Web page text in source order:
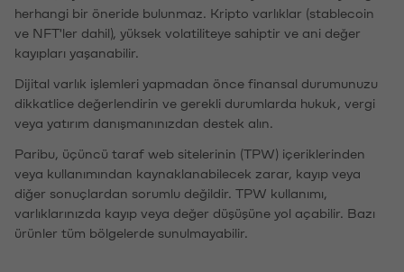
herhangi bir öneride bulunmaz. Kripto varlıklar (stablecoin
ve NFT'ler dahil), yüksek volatiliteye sahiptir ve ani değer
kayıpları yaşanabilir.
Dijital varlık işlemleri yapmadan önce finansal durumunuzu
dikkatlice değerlendirin ve gerekli durumlarda hukuk, vergi
veya yatırım danışmanınızdan destek alın.
Paribu, üçüncü taraf web sitelerinin (TPW) içeriklerinden
veya kullanımından kaynaklanabilecek zarar, kayıp veya
diğer sonuçlardan sorumlu değildir. TPW kullanımı,
varlıklarınızda kayıp veya değer düşüşüne yol açabilir. Bazı
ürünler tüm bölgelerde sunulmayabilir.